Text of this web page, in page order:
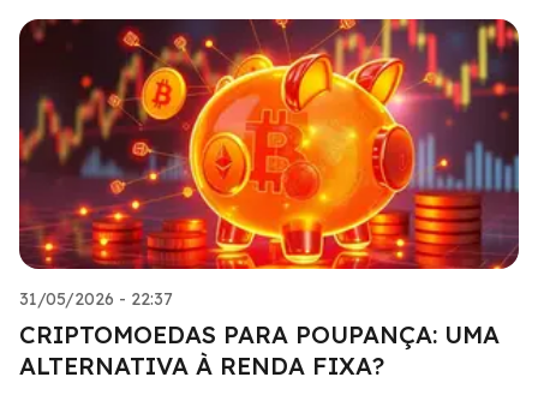
31/05/2026 - 22:37
CRIPTOMOEDAS PARA POUPANÇA: UMA
ALTERNATIVA À RENDA FIXA?